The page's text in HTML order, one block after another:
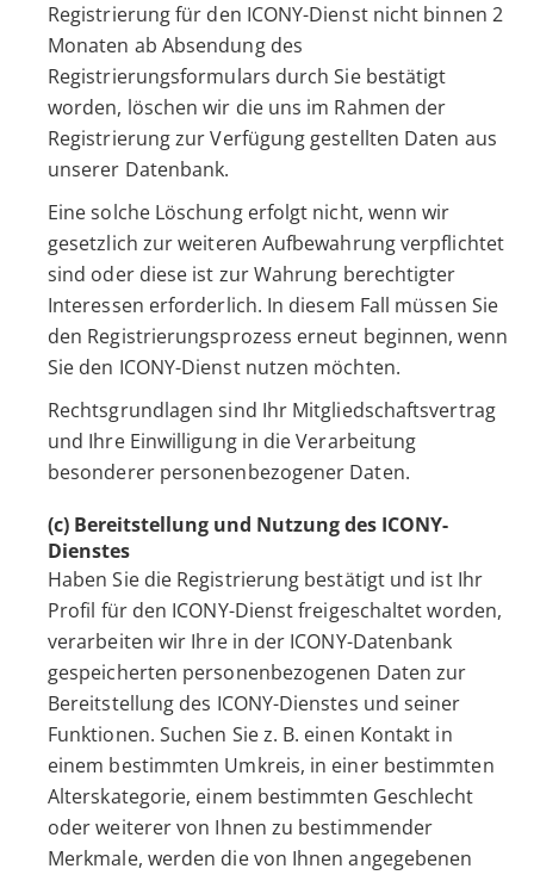
Registrierung für den ICONY-Dienst nicht binnen 2
Monaten ab Absendung des
Registrierungsformulars durch Sie bestätigt
worden, löschen wir die uns im Rahmen der
Registrierung zur Verfügung gestellten Daten aus
unserer Datenbank.
Eine solche Löschung erfolgt nicht, wenn wir
gesetzlich zur weiteren Aufbewahrung verpflichtet
sind oder diese ist zur Wahrung berechtigter
Interessen erforderlich. In diesem Fall müssen Sie
den Registrierungsprozess erneut beginnen, wenn
Sie den ICONY-Dienst nutzen möchten.
Rechtsgrundlagen sind Ihr Mitgliedschaftsvertrag
und Ihre Einwilligung in die Verarbeitung
besonderer personenbezogener Daten.
(c) Bereitstellung und Nutzung des ICONY-
Dienstes
Haben Sie die Registrierung bestätigt und ist Ihr
Profil für den ICONY-Dienst freigeschaltet worden,
verarbeiten wir Ihre in der ICONY-Datenbank
gespeicherten personenbezogenen Daten zur
Bereitstellung des ICONY-Dienstes und seiner
Funktionen. Suchen Sie z. B. einen Kontakt in
einem bestimmten Umkreis, in einer bestimmten
Alterskategorie, einem bestimmten Geschlecht
oder weiterer von Ihnen zu bestimmender
Merkmale, werden die von Ihnen angegebenen